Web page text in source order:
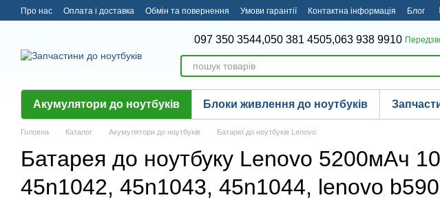
Перейти до основного контенту
Про нас Оплата і доставка Обмін та повернення Умови гарантії Контактна інформація Блог
097 350 3544,050 381 4505,063 938 9910
Акумулятори до ноутбуків Блоки живлення до ноутбуків
Головна Каталог Акумулятори до ноутбуків Батареї до ноутбуків Lenovo
Батарея до ноутбуку Lenovo 5200мАч
45n1042, 45n1043, 45n1044, lenovo